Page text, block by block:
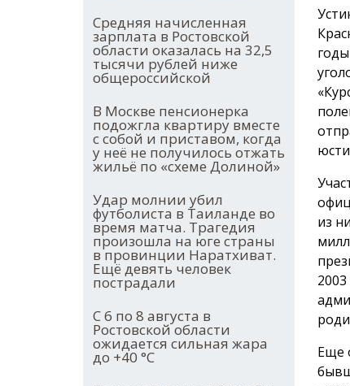
Средняя начисленная
зарплата в Ростовской
области оказалась на 32,5
тысячи рублей ниже
общероссийской
В Москве пенсионерка
подожгла квартиру вместе
с собой и приставом, когда
у неё не получилось отжать
жильё по «схеме Долиной»
Удар молнии убил
футболиста в Таиланде во
время матча. Трагедия
произошла на юге страны
в провинции Наратхиват.
Ещё девять человек
пострадали
С 6 по 8 августа в
Ростовской области
ожидается сильная жара
до +40 °С
из
Еще